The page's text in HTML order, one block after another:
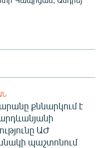
քննարկում է
ԱԺ
պաշտոնում